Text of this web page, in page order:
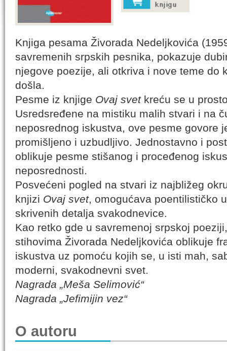
Knjiga pesama Živorada Nedeljkovića
savremenih srpskih pesnika, pokazuje
njegove poezije, ali otkriva i nove teme do
došla.
Pesme iz knjige Ovaj svetkreću se u
Usredsređene na mistiku malih stvari i na
neposrednog iskustva, ove pesme govore
promišljeno i uzbudljivo. Jednostavno i
oblikuje pesme stišanog i proceđenog
neposrednosti.
Posvećeni pogled na stvari iz najbližeg
knjizi Ovaj svet, omogućava poentilističko
skrivenih detalja svakodnevice.
Kao retko gde u savremenoj srpskoj
stihovima Živorada Nedeljkovića oblikuje
iskustva uz pomoću kojih se, u isti mah,
moderni, svakodnevni svet.
Nagrada „Meša Selimović“
Nagrada „Jefimijin vez“
O autoru